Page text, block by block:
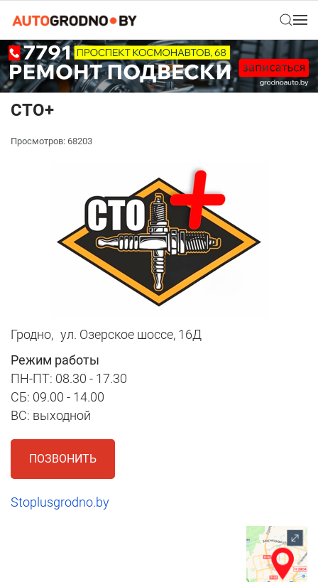
СТО+
Просмотров: 68203
Гродно, ул. Озерское шоссе, 16Д
Режим работы
ПН-ПТ: 08.30 - 17.30
СБ: 09.00 - 14.00
ВС: выходной
ПОЗВОНИТЬ
Stoplusgrodno.by